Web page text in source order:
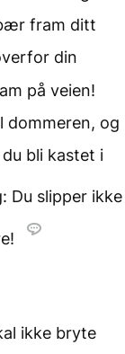
fram ditt
din
på veien!
dommeren, og
bli kastet i
Du slipper ikke
ikke bryte